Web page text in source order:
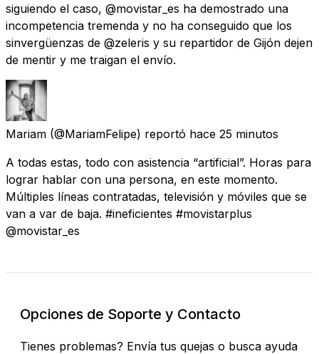
siguiendo el caso, @movistar_es ha demostrado una
incompetencia tremenda y no ha conseguido que los
sinvergüenzas de @zeleris y su repartidor de Gijón dejen
de mentir y me traigan el envío.
Mariam (@MariamFelipe) reportó hace 25 minutos
A todas estas, todo con asistencia “artificial”. Horas para
lograr hablar con una persona, en este momento.
Múltiples líneas contratadas, televisión y móviles que se
van a var de baja. #ineficientes #movistarplus
@movistar_es
Opciones de Soporte y Contacto
Tienes problemas? Envía tus quejas o busca ayuda